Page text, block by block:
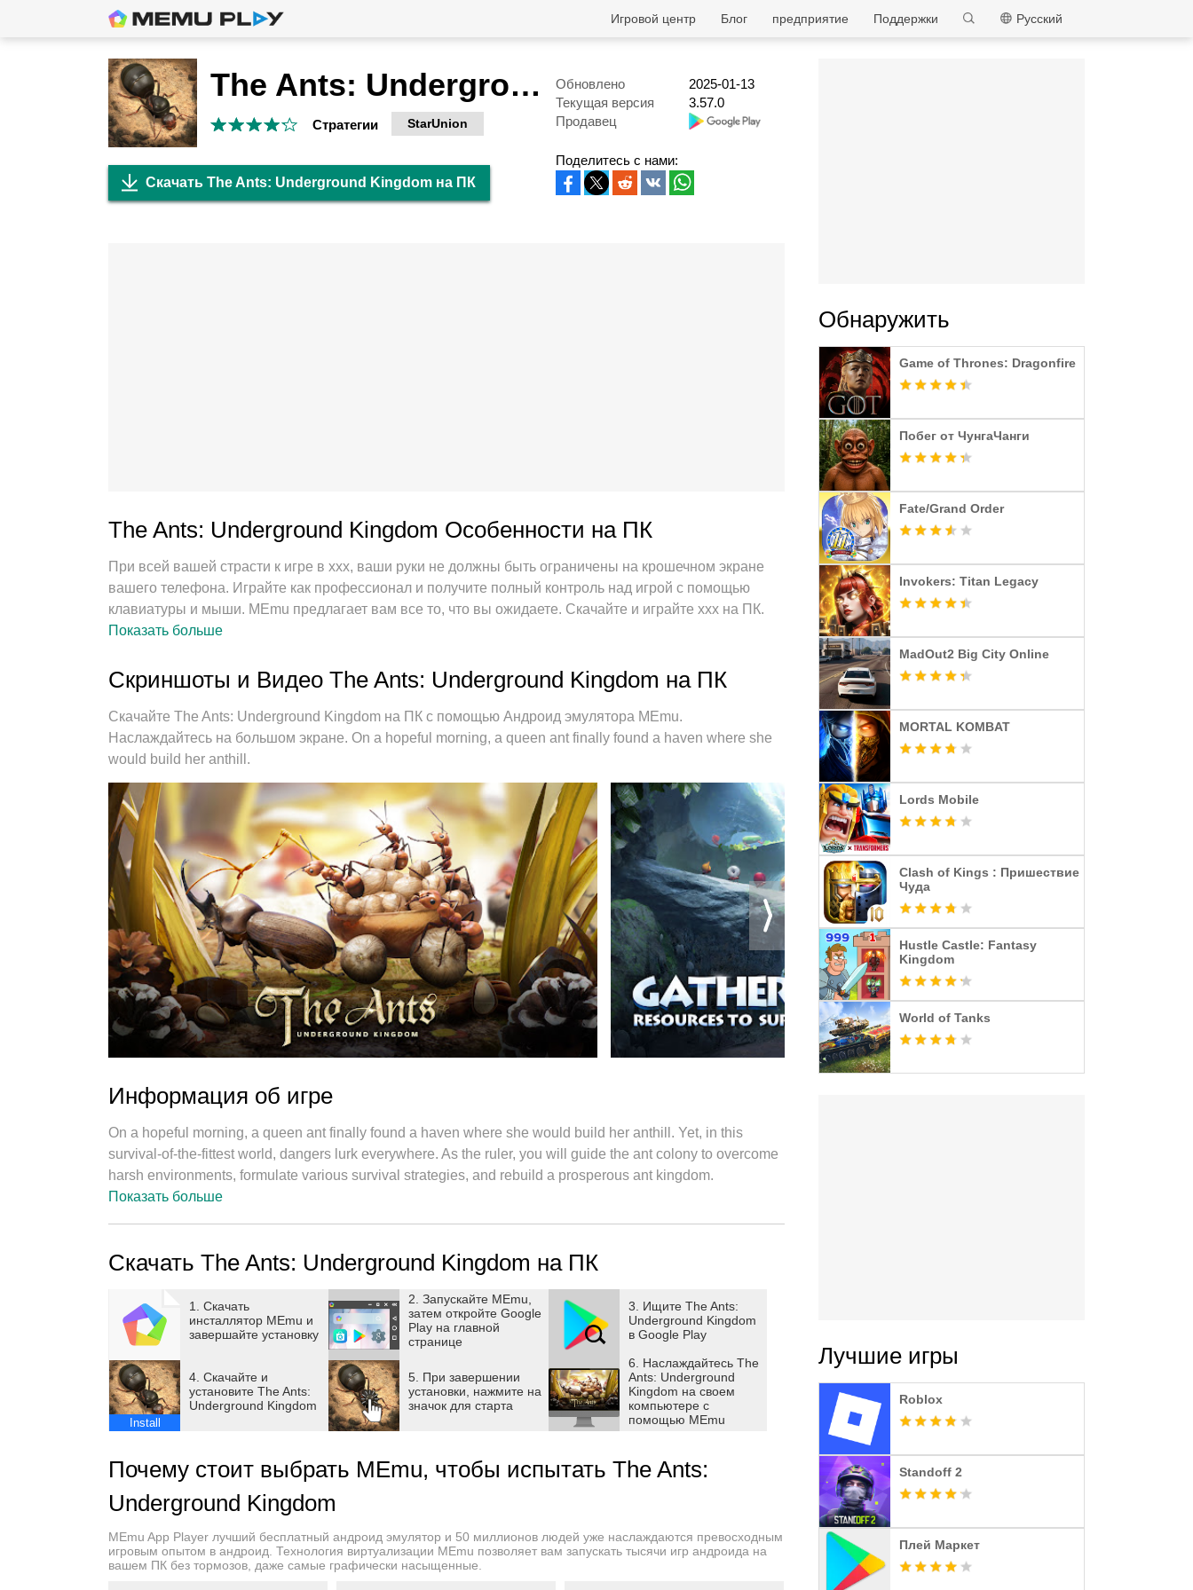
MEmu
Pусский
Поддержки
предприятие
Блог
Игровой центр
The Ants: Underground Kingdom
Стратегии StarUnion
Обновлено
2025-01-13
Текущая версия
3.57.0
Продавец
Скачать The Ants: Underground Kingdom на ПК
Поделитесь с нами:
The Ants: Underground Kingdom Особенности на ПК
При всей вашей страсти к игре в ххх, ваши руки не должны быть ограничены на крошечном экране
вашего телефона. Играйте как профессионал и получите полный контроль над игрой с помощью
клавиатуры и мыши. MEmu предлагает вам все то, что вы ожидаете. Скачайте и играйте ххх на ПК.
Играйте сколько угодно, никаких ограничений по батарее, мобильным данным и звонкам.
предустановки клавиш, ххх превращается в настоящую игру для ПК. Менеджер нескольких
экземпляров делает возможным игру с двумя или более учетными записями на одном устройстве. И
самое главное, наш эксклюзивный механизм эмуляции может полностью раскрыть потенциал вашего
ПК, сделать все гладко. Нам важно не только то, как вы играете, но и весь процесс наслаждения
игровым счастьем.
Показать больше
Скриншоты и Видео The Ants: Underground Kingdom на ПК
Скачайте The Ants: Underground Kingdom на ПК с помощью Андроид эмулятора MEmu.
Наслаждайтесь на большом экране. On a hopeful morning, a queen ant finally found a haven where she
would build her anthill.
Информация об игре
On a hopeful morning, a queen ant finally found a haven where she would build her anthill. Yet, in this
survival-of-the-fittest world, dangers lurk everywhere. As the ruler, you will guide the ant colony to overcome
harsh environments, formulate various survival strategies, and rebuild a prosperous ant kingdom.
As the crisis looms, the ant colony faces a survival crisis. We must ensure that we have enough resources to
confront crises.
[Rebuild Our Anthill]
Surviving is just the first step; you must expand your anthill. Ant Tunnels are the most important links
between anthills. Location planning is a crucial strategy for the development of the anthill—it's time to
showcase your wisdom!
By hatching eggs, you can acquire powerful special ants to become your fighting force. Only by hatching
more special ants can you gain more control in the ant kingdom and survive more securely.
[Tame Dangerous Insects]
Other dangerous but powerful insects exist in this land. Tame them, bring them into battle, and dominate the
Показать больше
Скачать The Ants: Underground Kingdom на ПК
1. Скачать
инсталлятор MEmu и
завершайте установку
2. Запускайте MEmu,
затем откройте Google
Play на главной
странице
3. Ищите The Ants:
Underground Kingdom
в Google Play
Install
4. Скачайте и
установите The Ants:
Underground Kingdom
5. При завершении
установки, нажмите на
значок для старта
6. Наслаждайтесь The
Ants: Underground
Kingdom на своем
компьютере с
помощью MEmu
Почему стоит выбрать MEmu, чтобы испытать The Ants:
Underground Kingdom
MEmu App Player лучший бесплатный андроид эмулятор и 50 миллионов людей уже наслаждаются превосходным
игровым опытом в андроид. Технология виртуализации MEmu позволяет вам запускать тысячи игр андроида на
вашем ПК без тормозов, даже самые графически насыщенные.
Обнаружить
Game of Thrones: Dragonfire
Побег от ЧунгаЧанги
Fate/Grand Order
Invokers: Titan Legacy
MadOut2 Big City Online
MORTAL KOMBAT
Lords Mobile
Clash of Kings : Пришествие
Чуда
Hustle Castle: Fantasy
Kingdom
World of Tanks
Лучшие игры
Roblox
Standoff 2
Плей Маркет